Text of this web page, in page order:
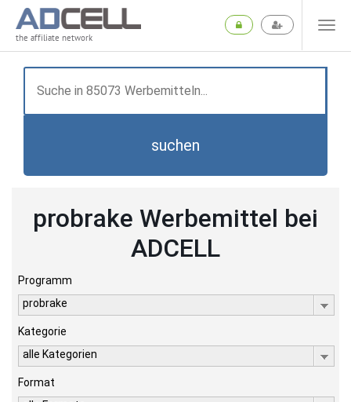
the affiliate network
suchen
probrake Werbemittel bei
ADCELL
Programm
probrake
Kategorie
alle Kategorien
Format